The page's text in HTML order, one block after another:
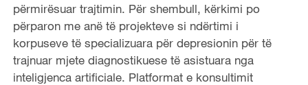
përmirësuar trajtimin. Për shembull, kërkimi po
përparon me anë të projekteve si ndërtimi i
korpuseve të specializuara për depresionin për të
trajnuar mjete diagnostikuese të asistuara nga
inteligjenca artificiale. Platformat e konsultimit